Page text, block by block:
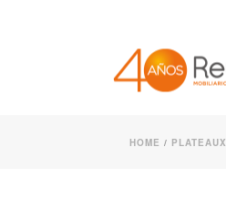
HOME / PLATEAUX